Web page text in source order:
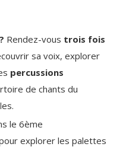
Rendez-vous trois fois
sa voix, explorer
percussions
de chants du
le 6ème
explorer les palettes